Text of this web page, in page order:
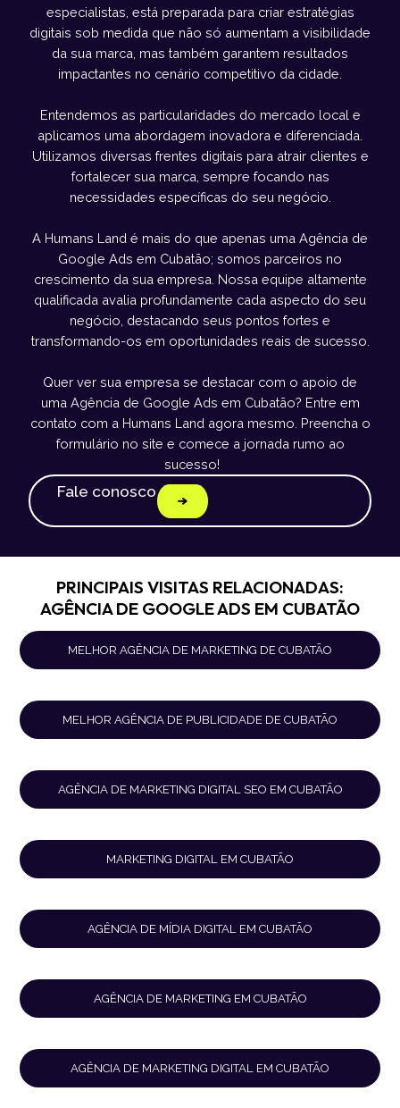
especialistas, está preparada para criar estratégias
digitais sob medida que não só aumentam a visibilidade
da sua marca, mas também garantem resultados
impactantes no cenário competitivo da cidade.
Entendemos as particularidades do mercado local e
aplicamos uma abordagem inovadora e diferenciada.
Utilizamos diversas frentes digitais para atrair clientes e
fortalecer sua marca, sempre focando nas
necessidades específicas do seu negócio.
A Humans Land é mais do que apenas uma Agência de
Google Ads em Cubatão; somos parceiros no
crescimento da sua empresa. Nossa equipe altamente
qualificada avalia profundamente cada aspecto do seu
negócio, destacando seus pontos fortes e
transformando-os em oportunidades reais de sucesso.
Quer ver sua empresa se destacar com o apoio de
uma Agência de Google Ads em Cubatão? Entre em
contato com a Humans Land agora mesmo. Preencha o
formulário no site e comece a jornada rumo ao
sucesso!
Fale conosco
PRINCIPAIS VISITAS RELACIONADAS:
AGÊNCIA DE GOOGLE ADS EM CUBATÃO
MELHOR AGÊNCIA DE MARKETING DE CUBATÃO
MELHOR AGÊNCIA DE PUBLICIDADE DE CUBATÃO
AGÊNCIA DE MARKETING DIGITAL SEO EM CUBATÃO
MARKETING DIGITAL EM CUBATÃO
AGÊNCIA DE MÍDIA DIGITAL EM CUBATÃO
AGÊNCIA DE MARKETING EM CUBATÃO
AGÊNCIA DE MARKETING DIGITAL EM CUBATÃO